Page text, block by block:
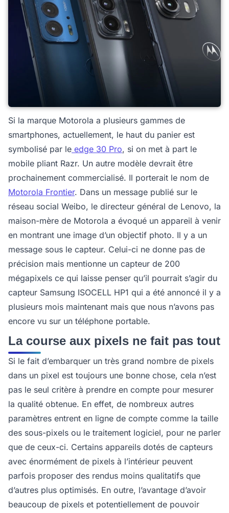
Si la marque Motorola a plusieurs gammes de
smartphones, actuellement, le haut du panier est
symbolisé par le edge 30 Pro, si on met à part le
mobile pliant Razr. Un autre modèle devrait être
prochainement commercialisé. Il porterait le nom de
Motorola Frontier. Dans un message publié sur le
réseau social Weibo, le directeur général de Lenovo, la
maison-mère de Motorola a évoqué un appareil à venir
en montrant une image d’un objectif photo. Il y a un
message sous le capteur. Celui-ci ne donne pas de
précision mais mentionne un capteur de 200
mégapixels ce qui laisse penser qu’il pourrait s’agir du
capteur Samsung ISOCELL HP1 qui a été annoncé il y a
plusieurs mois maintenant mais que nous n’avons pas
encore vu sur un téléphone portable.
La course aux pixels ne fait pas tout
Si le fait d’embarquer un très grand nombre de pixels
dans un pixel est toujours une bonne chose, cela n’est
pas le seul critère à prendre en compte pour mesurer
la qualité obtenue. En effet, de nombreux autres
paramètres entrent en ligne de compte comme la taille
des sous-pixels ou le traitement logiciel, pour ne parler
que de ceux-ci. Certains appareils dotés de capteurs
avec énormément de pixels à l’intérieur peuvent
parfois proposer des rendus moins qualitatifs que
d’autres plus optimisés. En outre, l’avantage d’avoir
beaucoup de pixels et potentiellement de pouvoir